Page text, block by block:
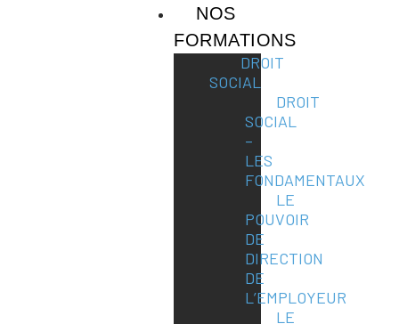
NOS
FORMATIONS
DROIT
SOCIAL
DROIT
SOCIAL
–
LES
FONDAMENTAUX
LE
POUVOIR
DE
DIRECTION
DE
L’EMPLOYEUR
LE